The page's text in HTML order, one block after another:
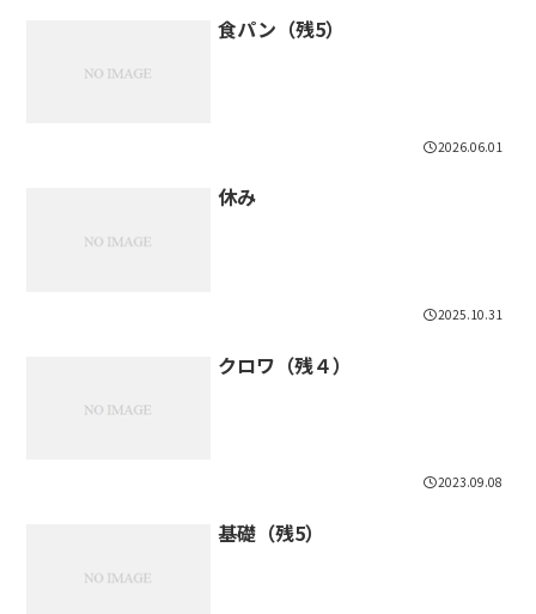
食パン（残5）
2026.06.01
休み
2025.10.31
クロワ（残４）
2023.09.08
基礎（残5）